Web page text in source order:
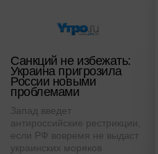
Санкций не избежать:
Украина пригрозила
России новыми
проблемами
Запад введет
антироссийские рестрикции,
если РФ вовремя не выдаст
украинских моряков